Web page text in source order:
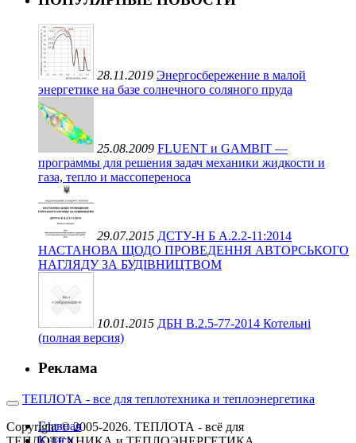
28.11.2019 Энергосбережение в малой
энергетике на базе солнечного соляного пруда
25.08.2009 FLUENT и GAMBIT —
программы для решения задач механики жидкости и
газа, тепло и массопереноса
29.07.2015 ДСТУ-Н Б А.2.2-11:2014
НАСТАНОВА ЩОДО ПРОВЕДЕННЯ АВТОРСЬКОГО
НАГЛЯДУ ЗА БУДІВНИЦТВОМ
10.01.2015 ДБН В.2.5-77-2014 Котельні
(полная версия)
Реклама
ТЕПЛОТА - все для теплотехника и теплоэнергетика
Главная
Книги
Copyright © 2005-2026. ТЕПЛОТА - всё для